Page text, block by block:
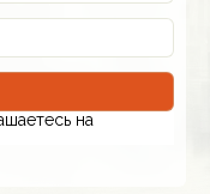
на